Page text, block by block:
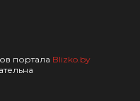
портала Blizko.by